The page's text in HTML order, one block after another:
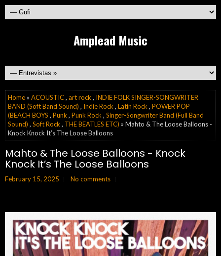
Amplead Music
Home » ACOUSTIC, art rock , INDIE FOLK SINGER-SONGWRITER
BAND (Soft Band Sound) , Indie Rock , Latin Rock , POWER POP
(BEACH BOYS , Punk , Punk Rock , Singer-Songwriter Band (Full Band
Sound) , Soft Rock , THE BEATLES ETC) » Mahto & The Loose Balloons -
Knock Knock It’s The Loose Balloons
Mahto & The Loose Balloons - Knock
Knock It’s The Loose Balloons
February 15, 2025 No comments